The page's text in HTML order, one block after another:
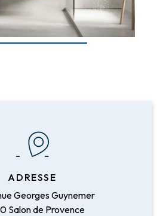
ADRESSE
Georges Guynemer
Salon de Provence